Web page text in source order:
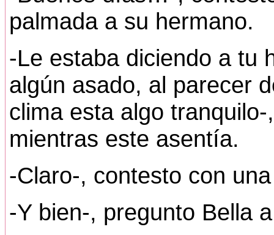
palmada a su hermano.
-Le estaba diciendo a tu
algún asado, al parecer
clima esta algo
mientras este asentía.
-Claro-, contesto con
-Y bien-, pregunto Bella